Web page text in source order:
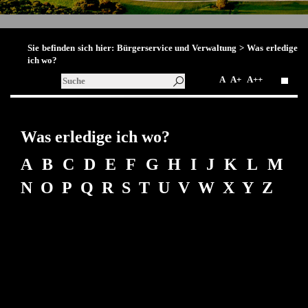
Sie befinden sich hier: Bürgerservice und Verwaltung > Was erledige
ich wo?
A A+ A++
Was erledige ich wo?
A BC D E F G H I J K L M
N O P Q R S T U V W X Y Z